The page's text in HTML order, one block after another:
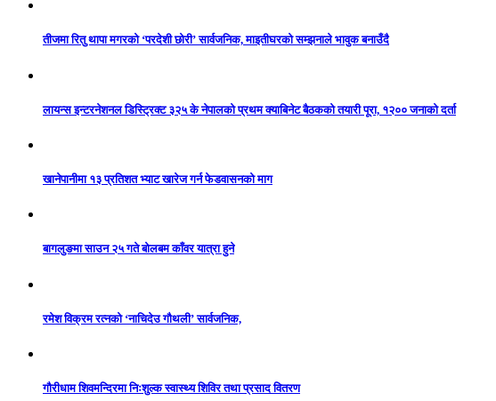
तीजमा रितु थापा मगरको ‘परदेशी छोरी’ सार्वजनिक, माइतीघरको सम्झनाले भावुक बनाउँदै
लायन्स इन्टरनेशनल डिस्ट्रिक्ट ३२५ के नेपालको प्रथम क्याबिनेट बैठकको तयारी पूरा, १२०० जनाको दर्ता
खानेपानीमा १३ प्रतिशत भ्याट खारेज गर्न फेडवासनको माग
बागलुङमा साउन २५ गते बोलबम काँवर यात्रा हुने
रमेश विक्रम रत्नको ‘नाचिदेउ गौथली’ सार्वजनिक,
गौरीधाम शिवमन्दिरमा निःशुल्क स्वास्थ्य शिविर तथा प्रसाद वितरण